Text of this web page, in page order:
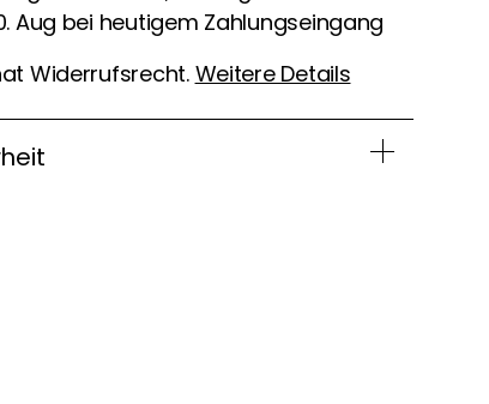
Aug bei heutigem Zahlungseingang
Widerrufsrecht. Weitere Details